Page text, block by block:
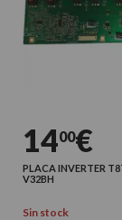
1400€
PLACA INVERTER
V32BH
Sin stock